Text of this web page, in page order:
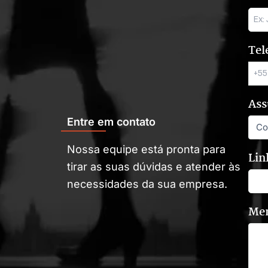
Entre em contato
Nossa equipe está pronta para
tirar as suas dúvidas e atender às
necessidades da sua empresa.